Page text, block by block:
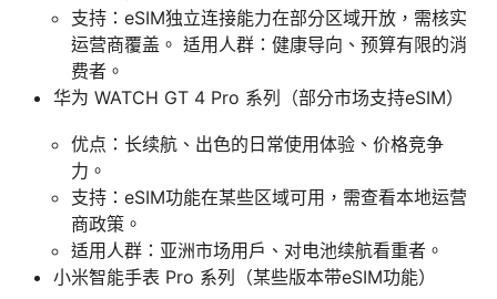
支持：eSIM独立连接能力在部分区域开放，需核实
运营商覆盖。 适用人群：健康导向、预算有限的消
费者。
华为 WATCH GT 4 Pro 系列（部分市场支持eSIM）
优点：长续航、出色的日常使用体验、价格竞争
力。
支持：eSIM功能在某些区域可用，需查看本地运营
商政策。
适用人群：亚洲市场用户、对电池续航看重者。
小米智能手表 Pro 系列（某些版本带eSIM功能）